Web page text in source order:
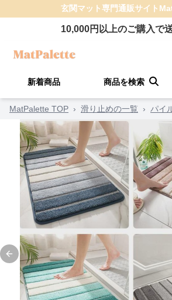
玄関マット専門通販サイト
10,000円以上のご購入で
新着商品 商品を検索
MatPalette TOP › 滑り止めの一覧 › パイ
Previous slide